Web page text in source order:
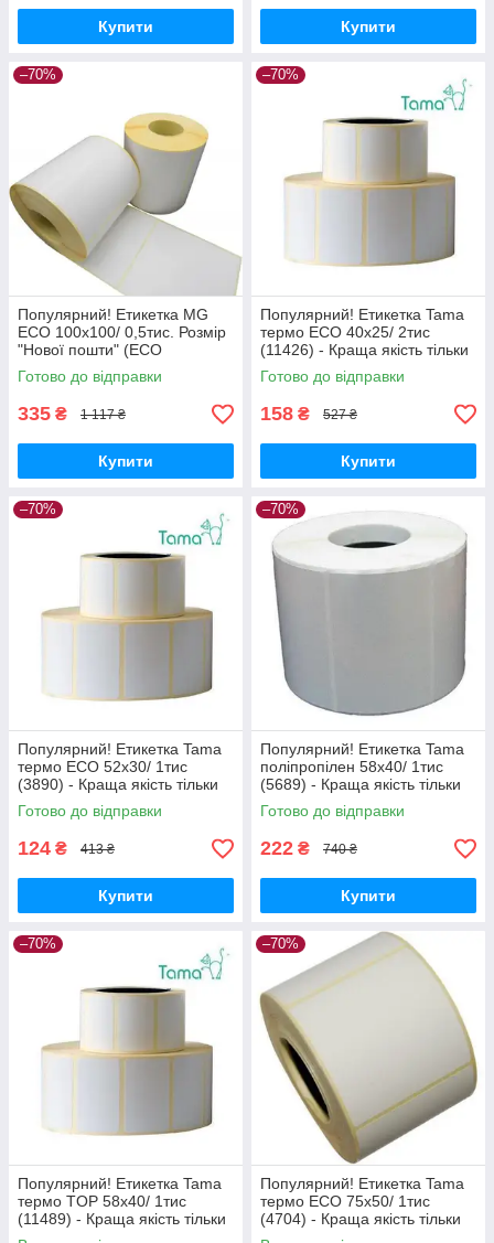
Купити Купити
–70%
Популярний! Етикетка MG
ECO 100x100/ 0,5тис. Розмір
"Нової пошти" (ECO
100x100/0,5) - Краща якість
тільки на Nukleon.com.ua
Готово до відправки
335 ₴ 1 117 ₴
Купити
–70%
Популярний! Етикетка Tama
термо ECO 40x25/ 2тис
(11426) - Краща якість тільки
на Nukleon.com.ua
Готово до відправки
158 ₴ 527 ₴
Купити
–70%
Популярний! Етикетка Tama
термо ECO 52x30/ 1тис
(3890) - Краща якість тільки
на Nukleon.com.ua
Готово до відправки
124 ₴ 413 ₴
Купити
–70%
Популярний! Етикетка Tama
поліпропілен 58x40/ 1тис
(5689) - Краща якість тільки
на Nukleon.com.ua
Готово до відправки
222 ₴ 740 ₴
Купити
–70%
Популярний! Етикетка Tama
термо TOP 58x40/ 1тис
(11489) - Краща якість тільки
на Nukleon.com.ua
–70%
Популярний! Етикетка Tama
термо ECO 75x50/ 1тис
(4704) - Краща якість тільки
на Nukleon.com.ua